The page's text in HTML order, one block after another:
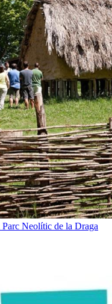
Parc Neolític de la Draga